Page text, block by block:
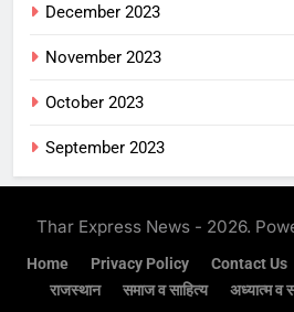
December 2023
November 2023
October 2023
September 2023
Thar Express News - 2026.
Home Privacy Policy Contact Us
राजस्थान
समाज व साहित्य अध्यात्म व